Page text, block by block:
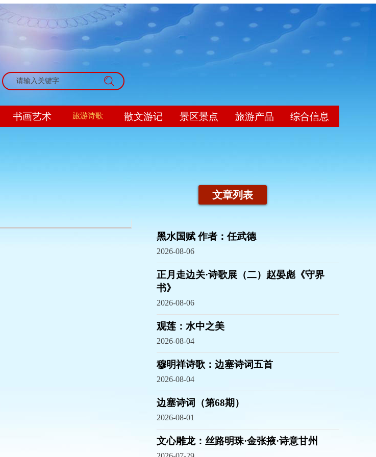
黑水国赋 作者：任武德
2026-08-06
正月走边关·诗歌展（二）赵晏彪《守界
书》
2026-08-06
观莲：水中之美
2026-08-04
穆明祥诗歌：边塞诗词五首
2026-08-04
边塞诗词（第68期）
2026-08-01
文心雕龙：丝路明珠·金张掖·诗意甘州
文章列表
搜索
书画艺术 旅游诗歌 散文游记 景区景点 旅游产品 综合信息